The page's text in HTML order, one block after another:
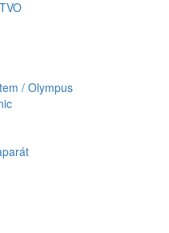
/ Olympus